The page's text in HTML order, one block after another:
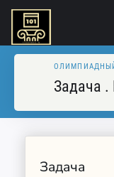
Задача .
Задача